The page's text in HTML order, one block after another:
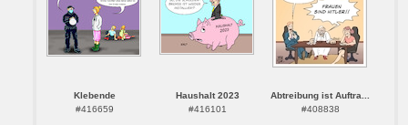
Klebende
#416659
Haushalt 2023
#416101
Abtreibung ist Auftra...
#408838